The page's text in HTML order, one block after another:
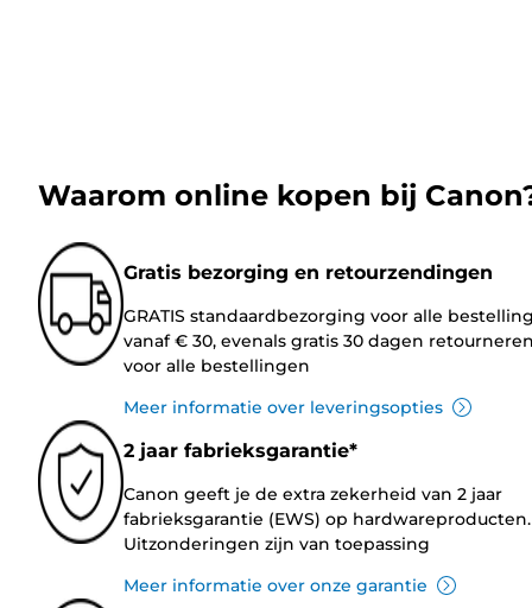
Waarom online kopen bij
Gratis bezorging en retourzendingen
GRATIS standaardbezorging voor alle
vanaf € 30, evenals gratis 30 dagen
voor alle bestellingen
Meer informatie over leveringsopties
2 jaar fabrieksgarantie*
Canon geeft je de extra zekerheid van 2 jaar
fabrieksgarantie (EWS) op hardwareproducten.
Uitzonderingen zijn van toepassing
Meer informatie over onze garantie